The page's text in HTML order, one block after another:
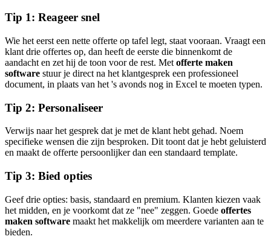
Tip 1: Reageer snel
Wie het eerst een nette offerte op tafel legt, staat vooraan. Vraagt een
klant drie offertes op, dan heeft de eerste die binnenkomt de
aandacht en zet hij de toon voor de rest. Met offerte maken
software stuur je direct na het klantgesprek een professioneel
document, in plaats van het 's avonds nog in Excel te moeten typen.
Tip 2: Personaliseer
Verwijs naar het gesprek dat je met de klant hebt gehad. Noem
specifieke wensen die zijn besproken. Dit toont dat je hebt geluisterd
en maakt de offerte persoonlijker dan een standaard template.
Tip 3: Bied opties
Geef drie opties: basis, standaard en premium. Klanten kiezen vaak
het midden, en je voorkomt dat ze "nee" zeggen. Goede offertes
maken software maakt het makkelijk om meerdere varianten aan te
bieden.